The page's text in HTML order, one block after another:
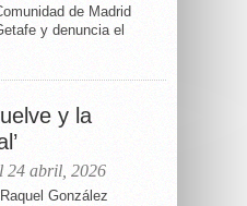
de Madrid
y denuncia el
y la
24 abril, 2026
González